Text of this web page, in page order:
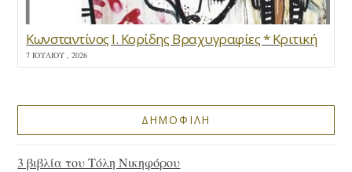
Κωνσταντίνος Ι. Κορίδης Βραχυγραφίες * Κριτική
7 ΙΟΥΛΊΟΥ , 2026
ΔΗΜΟΦΙΛΗ
3 βιβλία του Τόλη Νικηφόρου